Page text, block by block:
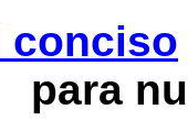
conciso
para